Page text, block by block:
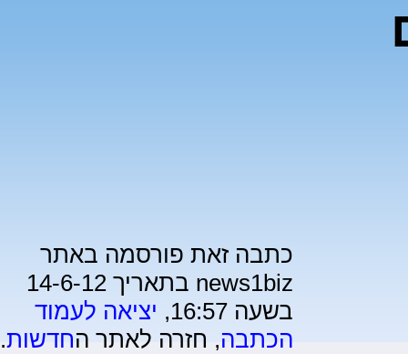
כתבה זאת פורסמה באתר
news1biz בתאריך 14-6-12
בשעה 16:57,
יציאה לעמוד
הכתבה, חזרה לאתר החדשות.